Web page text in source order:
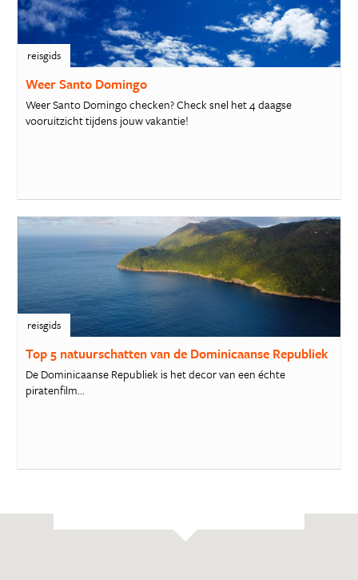
reisgids
Weer Santo Domingo
Weer Santo Domingo checken? Check snel het 4 daagse
vooruitzicht tijdens jouw vakantie!
reisgids
Top 5 natuurschatten van de Dominicaanse Republiek
De Dominicaanse Republiek is het decor van een échte
piratenfilm...